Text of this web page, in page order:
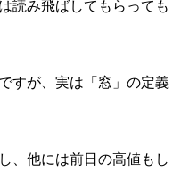
読み飛ばしてもらっても
すが、実は「窓」の定義
、他には前日の高値もし